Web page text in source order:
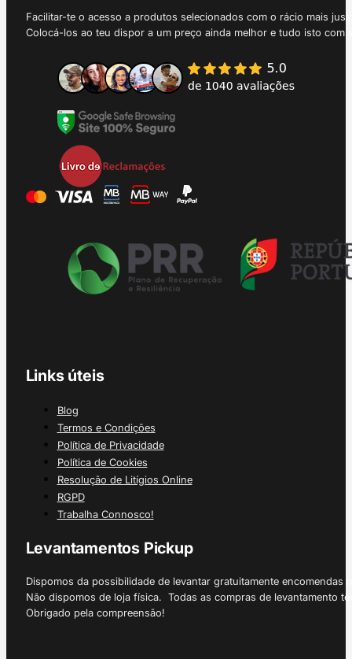
Facilitar-te o acesso a produtos selecionados com o rácio mais
Colocá-los ao teu dispor a um preço ainda melhor e tudo isto
Links úteis
Blog
Termos e Condições
Política de Privacidade
Política de Cookies
Resolução de Litígios Online
RGPD
Trabalha Connosco!
Levantamentos Pickup
Dispomos da possibilidade de levantar gratuitamente
Não dispomos de loja física. Todas as compras de levantamento
Obrigado pela compreensão!